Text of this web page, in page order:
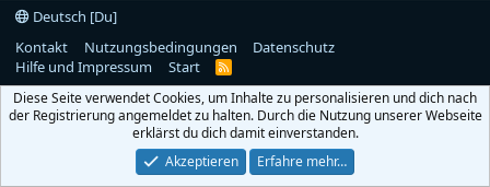
Deutsch [Du]
Kontakt
Nutzungsbedingungen
Datenschutz
Hilfe und Impressum
Start
R
S
Diese Seite verwendet Cookies, um Inhalte zu personalisieren und dich nach
der Registrierung angemeldet zu halten. Durch die Nutzung unserer Webseite
erklärst du dich damit einverstanden.
Akzeptieren
Erfahre mehr…